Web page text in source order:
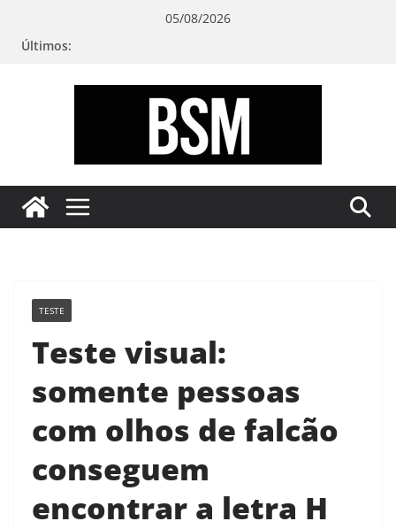
05/08/2026
Últimos:
sua
Mente
TESTE
Teste visual:
somente pessoas
com olhos de falcão
conseguem
encontrar a letra H